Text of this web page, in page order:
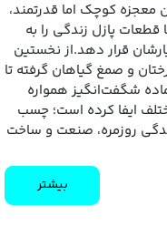
کوچک اما قدرتمند،
پازل زندگی را به
قرار دهد.از نخستین
و صمغ گیاهان گرفته تا
شگفت‌انگیز همواره
ایفا کرده است؛ چسب
روزمره، صنعت و ساخت
بیشتر